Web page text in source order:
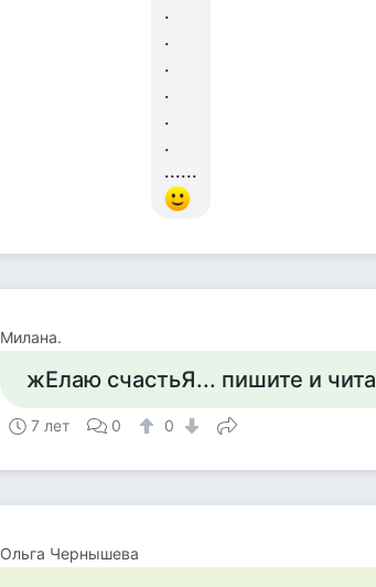
.
.
.
.
.
.
......
Милана.
жЕлаю счастьЯ... пишите и
7 лет 0 0
Ольга Чернышева